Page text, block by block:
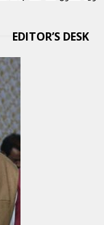
EDITOR’S DESK